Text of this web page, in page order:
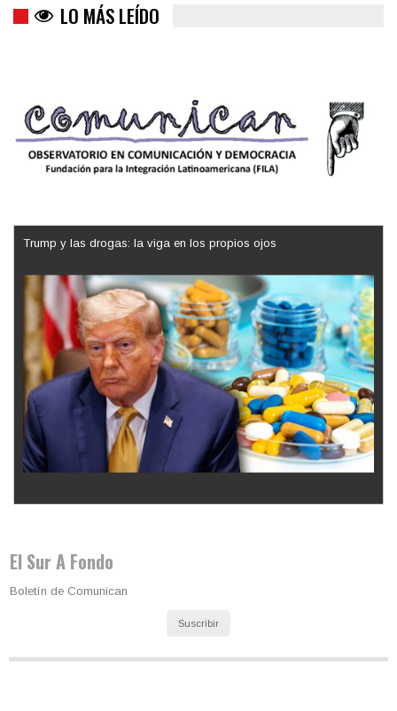
LO MÁS LEÍDO
Trump y las drogas: la viga en los propios ojos
El Sur A Fondo
Boletín de Comunican
Suscribir